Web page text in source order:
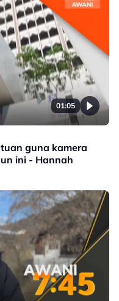
01:05
guna kamera
ini - Hannah